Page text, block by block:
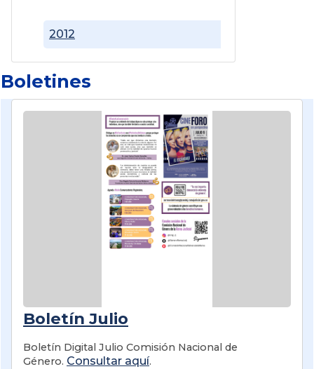
2012
Boletines
Boletín Julio
Boletín Digital Julio Comisión Nacional de
Género. Consultar aquí.